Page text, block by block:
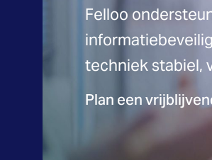
Felloo
techniek stabiel,
Plan een